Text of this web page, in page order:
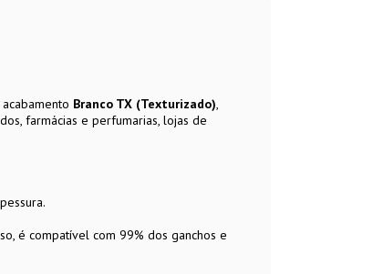
Branco TX (Texturizado),
farmácias e perfumarias, lojas de
é compatível com 99% dos ganchos e